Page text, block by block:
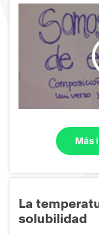
Más
La
solubilidad